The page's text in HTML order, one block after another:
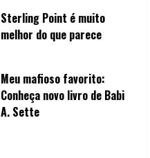
Sterling Point é muito
melhor do que parece
Meu mafioso favorito:
Conheça novo livro de Babi
A. Sette